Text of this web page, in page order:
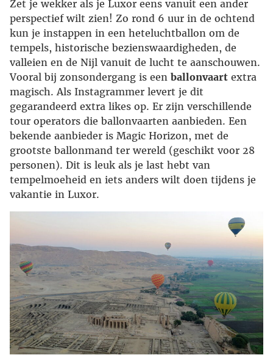
Zet je wekker als je Luxor eens vanuit een ander
perspectief wilt zien! Zo rond 6 uur in de ochtend
kun je instappen in een heteluchtballon om de
tempels, historische bezienswaardigheden, de
valleien en de Nijl vanuit de lucht te aanschouwen.
Vooral bij zonsondergang is een ballonvaart extra
magisch. Als Instagrammer levert je dit
gegarandeerd extra likes op. Er zijn verschillende
tour operators die ballonvaarten aanbieden. Een
bekende aanbieder is Magic Horizon, met de
grootste ballonmand ter wereld (geschikt voor 28
personen). Dit is leuk als je last hebt van
tempelmoeheid en iets anders wilt doen tijdens je
vakantie in Luxor.